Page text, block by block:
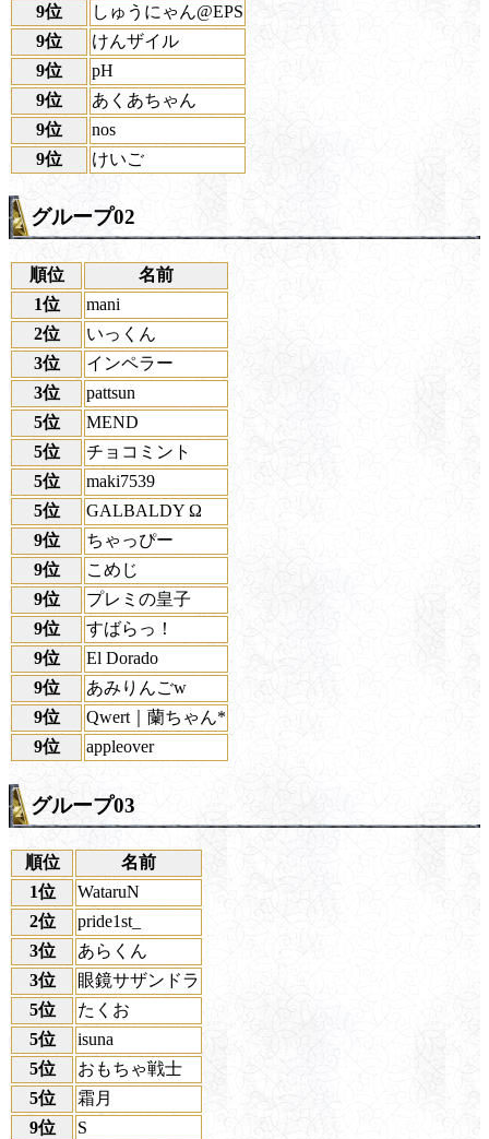
9位
しゅうにゃん@EPS
9位
けんザイル
9位
pH
9位
あくあちゃん
9位
nos
9位
けいご
グループ02
順位
名前
1位
mani
2位
いっくん
3位
インペラー
3位
pattsun
5位
MEND
5位
チョコミント
5位
maki7539
5位
GALBALDY Ω
9位
ちゃっぴー
9位
こめじ
9位
プレミの皇子
9位
すばらっ！
9位
El Dorado
9位
あみりんごw
9位
Qwert｜蘭ちゃん*
9位
appleover
グループ03
順位
名前
1位
WataruN
2位
pride1st_
3位
あらくん
3位
眼鏡サザンドラ
5位
たくお
5位
isuna
5位
おもちゃ戦士
5位
霜月
9位
S